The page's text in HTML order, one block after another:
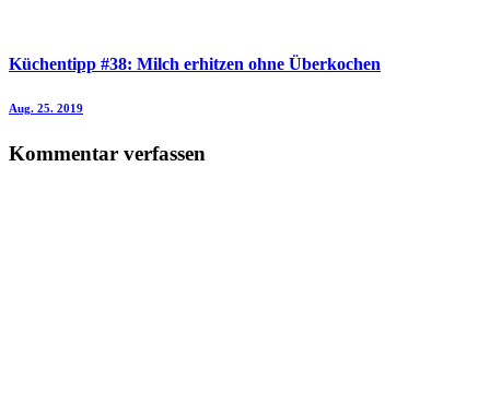
Küchentipp #38: Milch erhitzen ohne Überkochen
Aug. 25. 2019
Kommentar verfassen